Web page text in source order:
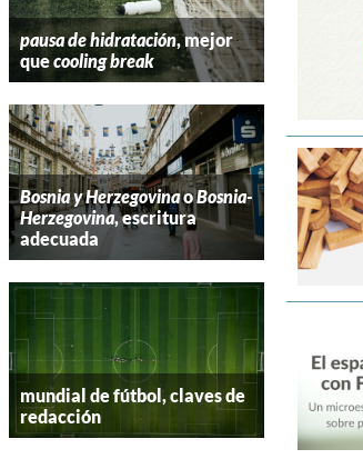
pausa de hidratación, mejor
quecooling break
Bosnia y HerzegovinaoBosnia-
Herzegovina, escritura
adecuada
mundial de fútbol, claves de
redacción